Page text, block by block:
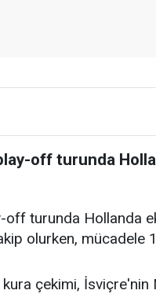
off turunda
off turunda Hollanda
olurken, mücadele
çekimi, İsviçre'nin